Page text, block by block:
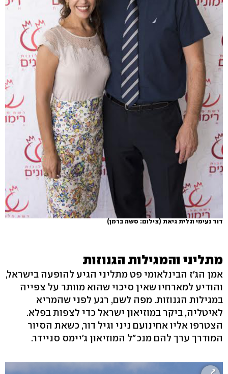
דוד נעימי וגלית גיאת(צילום: סשה ברמן)
מתליני והמגילות הגנוזות
אמן הג'ז הבינלאומי פט מתליני הגיע להופעה בישראל,
והודיע למארחיו שאין סיכוי שהוא מוותר על צפייה
במגילות הגנוזות. מפה לשם, רגע לפני שהמריא
לאיטליה, ביקר במוזיאון ישראל כדי לצפות בפלא.
הצטרפו אליו אחינועם ניני וגיל דור, כשאת הסיור
המודרך ערך להם מנכ"ל המוזיאון ג'יימס סניידר.